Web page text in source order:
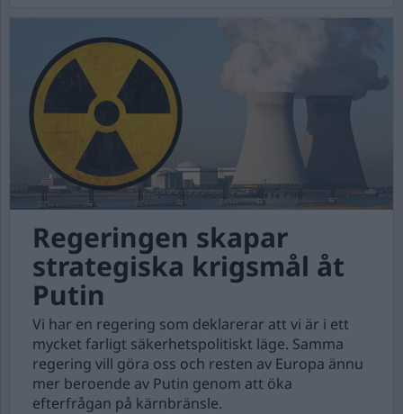
Regeringen skapar
strategiska krigsmål åt
Putin
Vi har en regering som deklarerar att vi är i ett
mycket farligt säkerhetspolitiskt läge. Samma
regering vill göra oss och resten av Europa ännu
mer beroende av Putin genom att öka
efterfrågan på kärnbränsle.